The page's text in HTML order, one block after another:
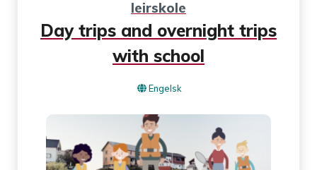
leirskole
Day trips and overnight trips
with school
Engelsk